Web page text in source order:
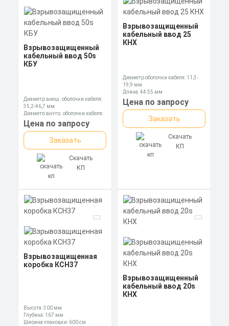
Взрывозащищенный
кабельный ввод 50s
КБУ
Диаметр внеш. оболочки кабеля:
35,2-46,7 мм
Диаметр внутр. оболочки кабеля:
31,5-38,2 мм
Длина: 104,25 мм
Цена по запросу
Заказать
Скачать
КП
Взрывозащищенный
кабельный ввод 25
КНХ
Диаметр оболочки кабеля: 11,3-
19,9 мм
Длина: 44,55 мм
Ключ: 36 мм
Цена по запросу
Заказать
Скачать
КП
Взрывозащищенная
коробка КСН37
Высота: 300 мм
Глубина: 167 мм
Ширина упаковки: 600 см
Взрывозащищенный
кабельный ввод 20s
КНХ